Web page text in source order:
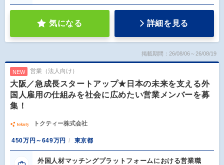
気になる 詳細を見る
掲載期間：26/08/06～26/08/19
NEW 営業（法人向け）
大阪／急成長スタートアップ★日本の未来を支える外
国人雇用の仕組みを社会に広めたい営業メンバーを募
集！
トクティー株式会社
450万円～649万円 東京都
外国人材マッチングプラットフォームにおける営業職